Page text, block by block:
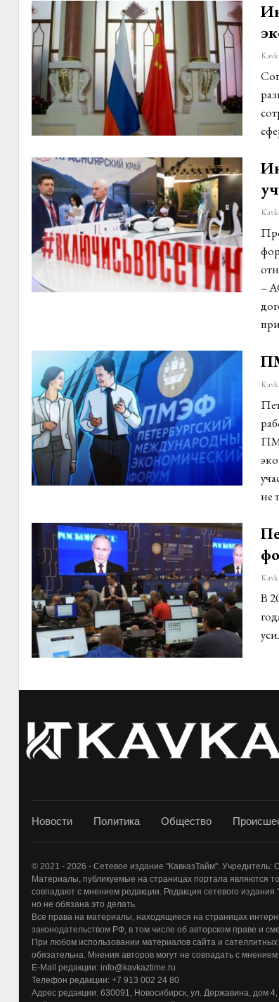
–
не
В
Новости Политика Общество
© 2021 - 2026 - Сетевое издание "КавказТайм".
Материалы, публикуемые на страницах портала являются
совпадают с мнением редакции. Редакция сетевого издания
но не обязана это делать.
Все права на материалы, находящиеся на страницах
законодательством РФ, в том числе об авторском праве и
При любом использовании материалов сайта и
обязательна. Мнения авторов могут не совпадать с
E-Mail редакции: info@kavkaztime.ru
Телефон редакции: +7 913 002 24 80
Адрес редакции: 630091, Новосибирск, ул. Державина, дом 4,